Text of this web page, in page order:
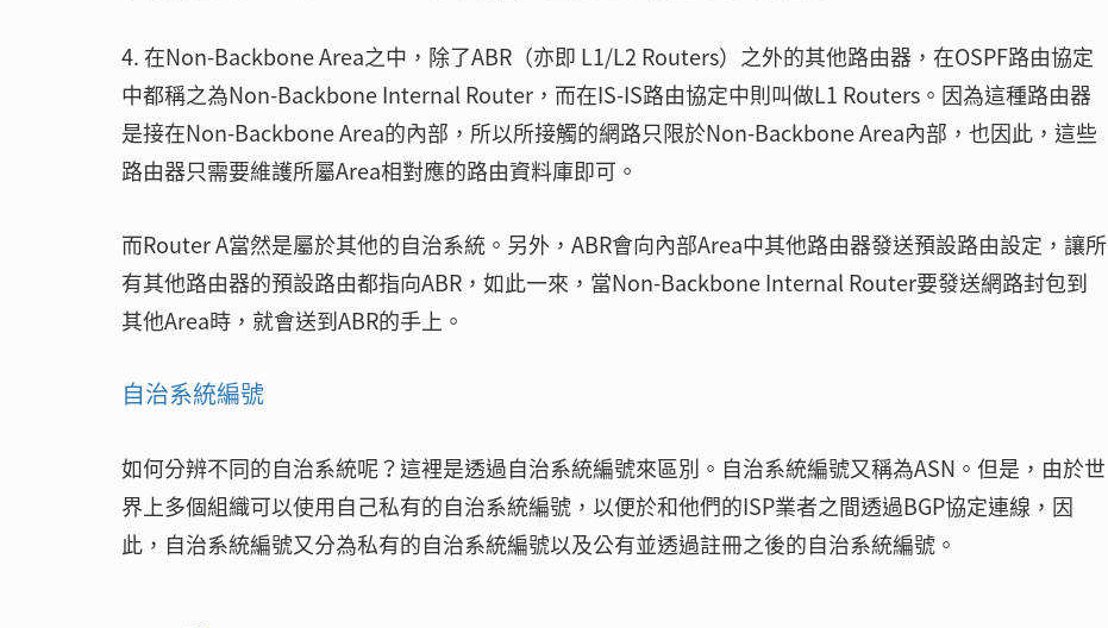
4. 在Non-Backbone Area之中，除了ABR（亦即 L1/L2 Routers）之外的其他路由器，在OSPF路由協定
中都稱之為Non-Backbone Internal Router，而在IS-IS路由協定中則叫做L1 Routers。因為這種路由器
是接在Non-Backbone Area的內部，所以所接觸的網路只限於Non-Backbone Area內部，也因此，這些
路由器只需要維護所屬Area相對應的路由資料庫即可。
而Router A當然是屬於其他的自治系統。另外，ABR會向內部Area中其他路由器發送預設路由設定，讓所
有其他路由器的預設路由都指向ABR，如此一來，當Non-Backbone Internal Router要發送網路封包到
其他Area時，就會送到ABR的手上。
自治系統編號
如何分辨不同的自治系統呢？這裡是透過自治系統編號來區別。自治系統編號又稱為ASN。但是，由於世
界上多個組織可以使用自己私有的自治系統編號，以便於和他們的ISP業者之間透過BGP協定連線，因
此，自治系統編號又分為私有的自治系統編號以及公有並透過註冊之後的自治系統編號。